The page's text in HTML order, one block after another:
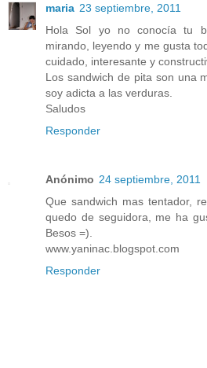
maria 23 septiembre, 2011
Hola Sol yo no conocía tu
mirando, leyendo y me gusta
cuidado, interesante y
Los sandwich de pita son una
soy adicta a las verduras.
Saludos
Responder
Anónimo 24 septiembre, 2011
Que sandwich mas tentador,
quedo de seguidora, me ha
Besos =).
www.yaninac.blogspot.com
Responder